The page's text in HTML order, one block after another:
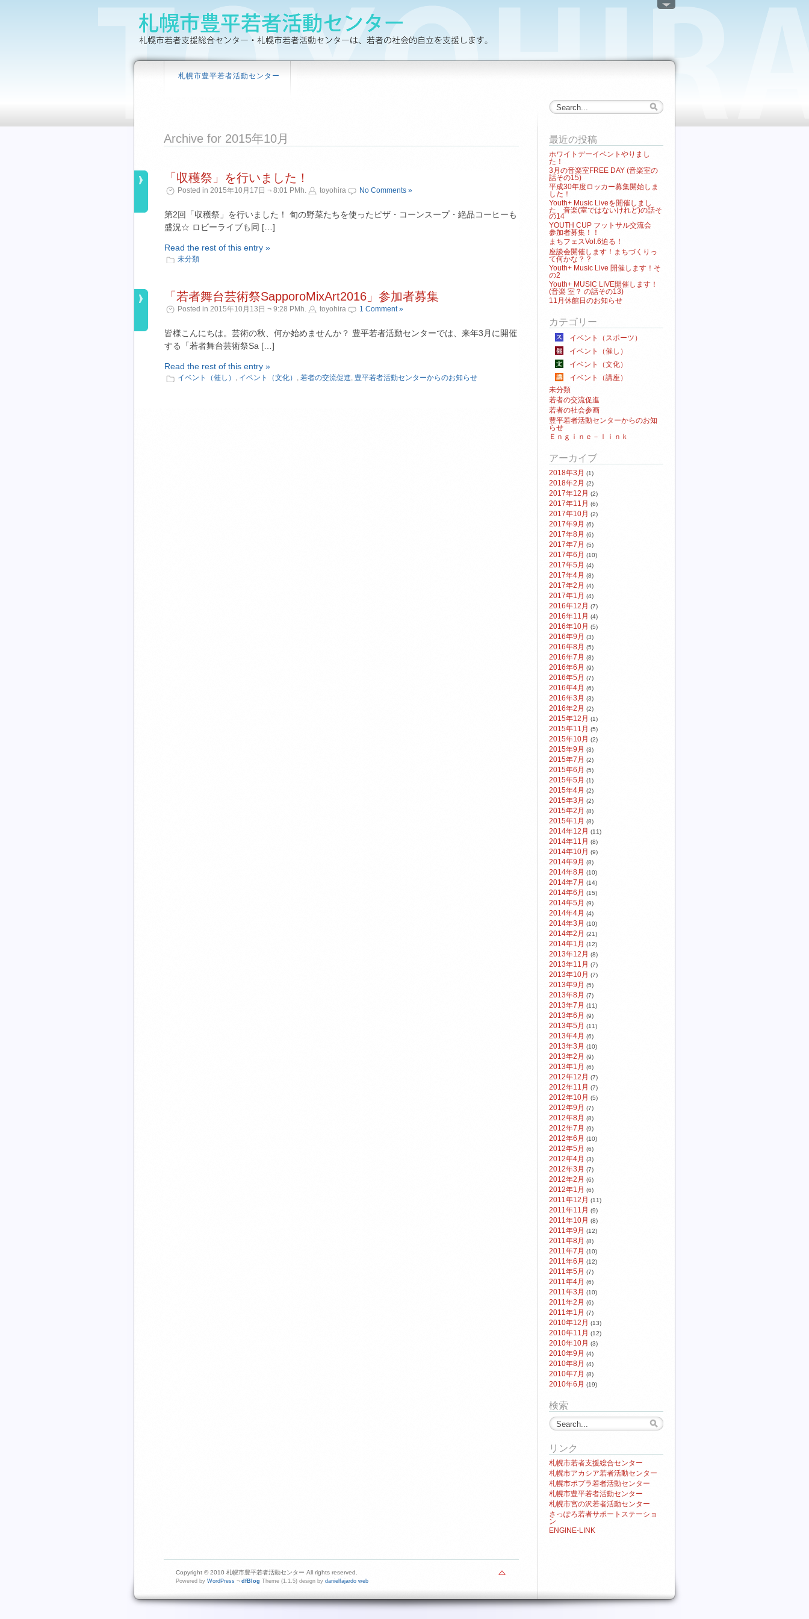
札幌市豊平若者活動センター
Archive for 2015年10月
「収穫祭」を行いました！
Posted in 2015年10月17日 ¬ 8:01 PMh. toyohira No Comments »
第2回「収穫祭」を行いました！ 旬の野菜たちを使ったピザ・コーンスープ・絶品コーヒーも
盛況☆ ロビーライブも同 […]
Read the rest of this entry »
未分類
「若者舞台芸術祭SapporoMixArt2016」参加者募集
Posted in 2015年10月13日 ¬ 9:28 PMh. toyohira 1 Comment »
皆様こんにちは。芸術の秋、何か始めませんか？ 豊平若者活動センターでは、来年3月に開催
する「若者舞台芸術祭Sa […]
Read the rest of this entry »
イベント（催し） , イベント（文化） , 若者の交流促進, 豊平若者活動センターからのお知らせ
最近の投稿
ホワイトデーイベントやりまし
た！
3月の音楽室FREE DAY (音楽室の
話その15)
平成30年度ロッカー募集開始しま
した！
Youth+ Music Liveを開催しまし
た 音楽(室ではないけれど)の話そ
の14
YOUTH CUP フットサル交流会
参加者募集！！
まちフェスVol.6迫る！
座談会開催します！まちづくりっ
て何かな？？
Youth+ Music Live 開催します！そ
の2
Youth+ MUSIC LIVE開催します！
(音楽 室？ の話その13)
11月休館日のお知らせ
カテゴリー
イベント（スポーツ）
イベント（催し）
イベント（文化）
イベント（講座）
未分類
若者の交流促進
若者の社会参画
豊平若者活動センターからのお知
らせ
Ｅｎｇｉｎｅ－ｌｉｎｋ
アーカイブ
2018年3月 (1)
2018年2月 (2)
2017年12月 (2)
2017年11月 (6)
2017年10月 (2)
2017年9月 (6)
2017年8月 (6)
2017年7月 (5)
2017年6月 (10)
2017年5月 (4)
2017年4月 (8)
2017年2月 (4)
2017年1月 (4)
2016年12月 (7)
2016年11月 (4)
2016年10月 (5)
2016年9月 (3)
2016年8月 (5)
2016年7月 (8)
2016年6月 (9)
2016年5月 (7)
2016年4月 (6)
2016年3月 (3)
2016年2月 (2)
2015年12月 (1)
2015年11月 (5)
2015年10月 (2)
2015年9月 (3)
2015年7月 (2)
2015年6月 (5)
2015年5月 (1)
2015年4月 (2)
2015年3月 (2)
2015年2月 (8)
2015年1月 (8)
2014年12月 (11)
2014年11月 (8)
2014年10月 (9)
2014年9月 (8)
2014年8月 (10)
2014年7月 (14)
2014年6月 (15)
2014年5月 (9)
2014年4月 (4)
2014年3月 (10)
2014年2月 (21)
2014年1月 (12)
2013年12月 (8)
2013年11月 (7)
2013年10月 (7)
2013年9月 (5)
2013年8月 (7)
2013年7月 (11)
2013年6月 (9)
2013年5月 (11)
2013年4月 (6)
2013年3月 (10)
2013年2月 (9)
2013年1月 (6)
2012年12月 (7)
2012年11月 (7)
2012年10月 (5)
2012年9月 (7)
2012年8月 (8)
2012年7月 (9)
2012年6月 (10)
2012年5月 (6)
2012年4月 (3)
2012年3月 (7)
2012年2月 (6)
2012年1月 (6)
2011年12月 (11)
2011年11月 (9)
2011年10月 (8)
2011年9月 (12)
2011年8月 (8)
2011年7月 (10)
2011年6月 (12)
2011年5月 (7)
2011年4月 (6)
2011年3月 (10)
2011年2月 (6)
2011年1月 (7)
2010年12月 (13)
2010年11月 (12)
2010年10月 (3)
2010年9月 (4)
2010年8月 (4)
2010年7月 (8)
2010年6月 (19)
検索
リンク
札幌市若者支援総合センター
札幌市アカシア若者活動センター
札幌市ポプラ若者活動センター
札幌市豊平若者活動センター
札幌市宮の沢若者活動センター
さっぽろ若者サポートステーショ
ン
ENGINE-LINK
Copyright © 2010 札幌市豊平若者活動センター All rights reserved.
Powered by WordPress ¬ dfBlog Theme (1.1.5) design by danielfajardo web